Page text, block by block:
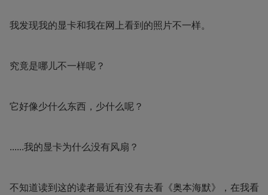
我发现我的显卡和我在网上看到的照片不一样。
究竟是哪儿不一样呢？
它好像少什么东西，少什么呢？
......我的显卡为什么没有风扇？
不知道读到这的读者最近有没有去看《奥本海默》，在我看